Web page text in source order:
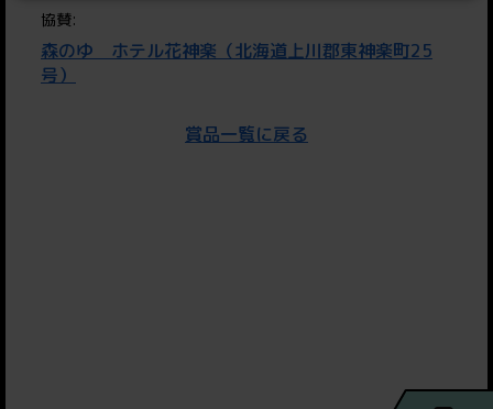
協賛:
森のゆ ホテル花神楽（北海道上川郡東神楽町25
号）
賞品一覧に戻る